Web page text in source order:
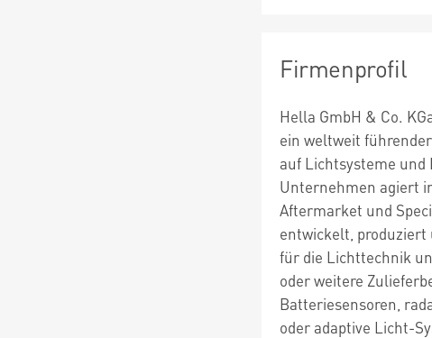
Firmenprofil
Hella GmbH & Co.
ein weltweit
auf Lichtsysteme
Unternehmen agiert
Aftermarket und
entwickelt,
für die Lichttechnik
oder weitere
Batteriesensoren,
oder adaptive Licht-